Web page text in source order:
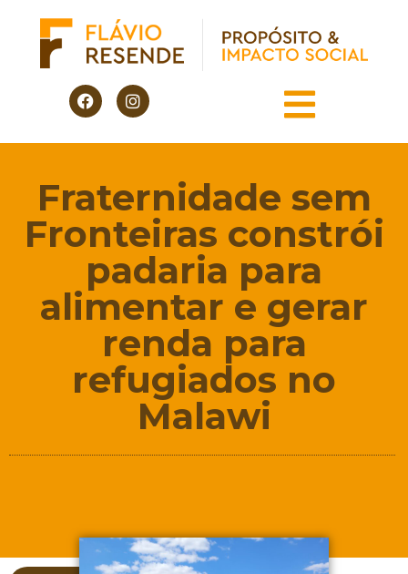
Fraternidade sem
Fronteiras constrói
padaria para
alimentar e gerar
renda para
refugiados no
Malawi